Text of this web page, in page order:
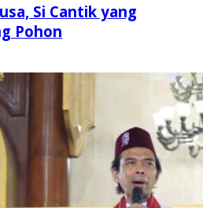
Si Cantik yang
Pohon